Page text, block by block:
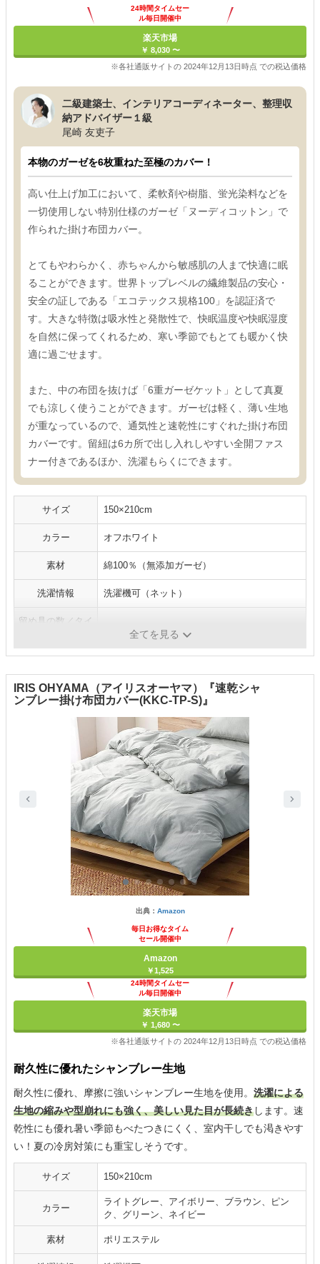
24時間タイムセー
ル毎日開催中
楽天市場
￥ 8,030 〜
※各社通販サイトの 2024年12月13日時点 での税込価格
二級建築士、インテリアコーディネーター、整理収
納アドバイザー１級
尾崎 友吏子
本物のガーゼを6枚重ねた至極のカバー！
高い仕上げ加工において、柔軟剤や樹脂、蛍光染料などを
一切使用しない特別仕様のガーゼ「ヌーディコットン」で
作られた掛け布団カバー。
とてもやわらかく、赤ちゃんから敏感肌の人まで快適に眠
ることができます。世界トップレベルの繊維製品の安心・
安全の証しである「エコテックス規格100」を認証済で
す。大きな特徴は吸水性と発散性で、快眠温度や快眠湿度
を自然に保ってくれるため、寒い季節でもとても暖かく快
適に過ごせます。
また、中の布団を抜けば「6重ガーゼケット」として真夏
でも涼しく使うことができます。ガーゼは軽く、薄い生地
が重なっているので、通気性と速乾性にすぐれた掛け布団
カバーです。留紐は6カ所で出し入れしやすい全開ファス
ナー付きであるほか、洗濯もらくにできます。
サイズ 150×210cm
カラー オフホワイト
素材 綿100％（無添加ガーゼ）
洗濯情報 洗濯機可（ネット）
留め具の数／タイ
6カ所／紐
全てを見る
IRIS OHYAMA（アイリスオーヤマ）『速乾シャ
ンブレー掛け布団カバー(KKC-TP-S)』
出典： Amazon
毎日お得なタイム
セール開催中
Amazon
￥1,525
24時間タイムセー
ル毎日開催中
楽天市場
￥ 1,680 〜
※各社通販サイトの 2024年12月13日時点 での税込価格
耐久性に優れたシャンブレー生地
耐久性に優れ、摩擦に強いシャンブレー生地を使用。 洗濯による
生地の縮みや型崩れにも強く、美しい見た目が長続きします。速
乾性にも優れ暑い季節もべたつきにくく、室内干しでも渇きやす
い！夏の冷房対策にも重宝しそうです。
サイズ 150×210cm
カラー
ライトグレー、アイボリー、ブラウン、ピン
ク、グリーン、ネイビー
素材 ポリエステル